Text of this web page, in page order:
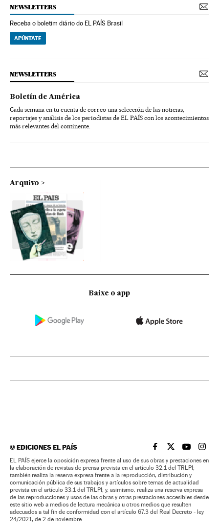
NEWSLETTERS
Receba o boletim diário do EL PAÍS Brasil
APÚNTATE
NEWSLETTERS
Boletín de América
Cada semana en tu cuenta de correo una selección de las noticias,
reportajes y análisis de los periodistas de EL PAÍS con los acontecimientos
más relevantes del continente.
Arquivo
Baixe o app
©EDICIONES EL PAÍS EL PAÍS BRASIL EN
EL PAÍSEL PAÍS
EL
EL PAÍS ejerce la oposición expresa frente al uso de sus obras y prestaciones en
la elaboración de revistas de prensa prevista en el artículo 32.1 del TRLPI;
también realiza la reserva expresa frente a la reproducción, distribución y
comunicación pública de sus trabajos y artículos sobre temas de actualidad
prevista en el artículo 33.1 del TRLPI; y, asimismo, realiza una reserva expresa
de las reproducciones y usos de las obras y otras prestaciones accesibles desde
este sitio web a medios de lectura mecánica u otros medios que resulten
adecuados a tal fin de conformidad con el artículo 67.3 del Real Decreto - ley
24/2021, de 2 de noviembre